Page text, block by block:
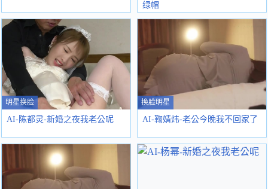
绿帽
明星换脸
AI-陈都灵-新婚之夜我老公呢
换脸明星
AI-鞠婧炜-老公今晚我不回家了